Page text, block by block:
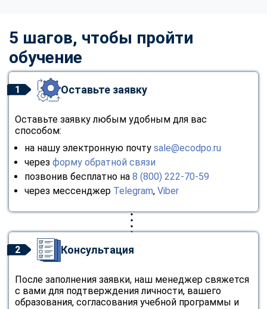
5 шагов, чтобы пройти
обучение
1 Оставьте заявку
Оставьте заявку любым удобным для вас
способом:
на нашу электронную почту sale@ecodpo.ru
через форму обратной связи
позвонив бесплатно на 8 (800) 222-70-59
через мессенджер Telegram, Viber
2 Консультация
После заполнения заявки, наш менеджер свяжется
с вами для подтверждения личности, вашего
образования, согласования учебной программы и